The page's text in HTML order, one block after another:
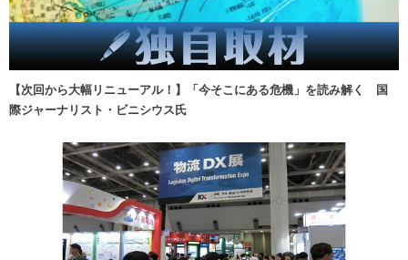
【次回から大幅リニューアル！】「今そこにある危機」を読み解く 国
際ジャーナリスト・ビニシウス氏